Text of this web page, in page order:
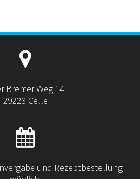
Bremer Weg 14
29223 Celle
und Rezeptbestellung